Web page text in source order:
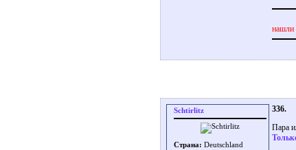
нашли
Schtirlitz
Страна: Deutschland
336.
Пара